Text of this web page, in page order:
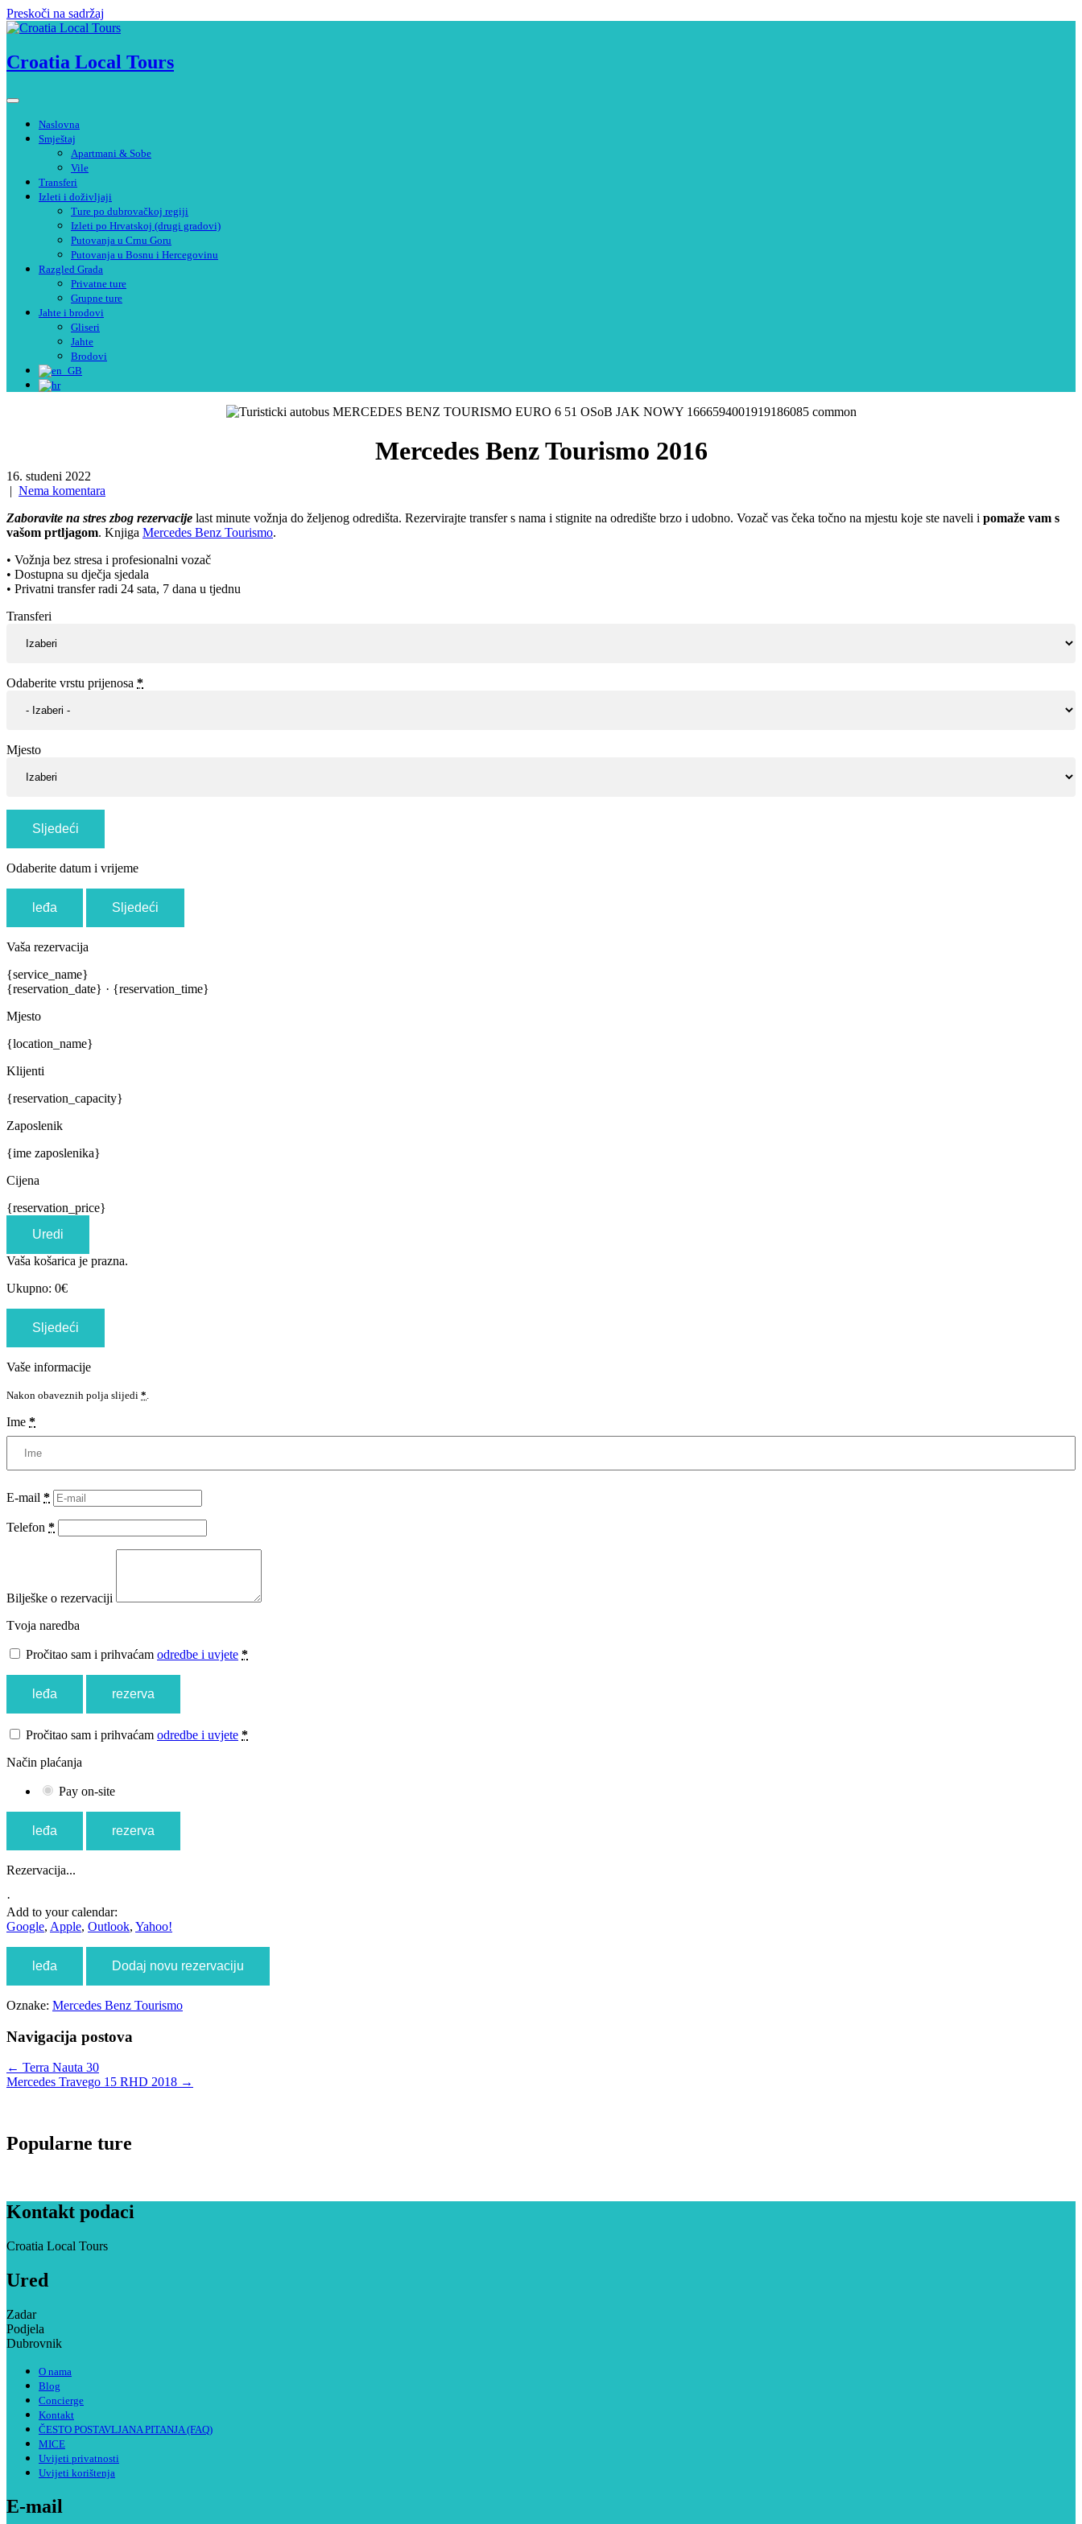
Preskoči na sadržaj
Croatia Local Tours
Naslovna
Smještaj
Apartmani & Sobe
Vile
Transferi
Izleti i doživljaji
Ture po dubrovačkoj regiji
Izleti po Hrvatskoj (drugi gradovi)
Putovanja u Crnu Goru
Putovanja u Bosnu i Hercegovinu
Razgled Grada
Privatne ture
Grupne ture
Jahte i brodovi
Gliseri
Jahte
Brodovi
Mercedes Benz Tourismo 2016
16. studeni 2022
| Nema komentara
Zaboravite na stres zbog rezervacije last minute vožnja do željenog odredišta. Rezervirajte transfer s nama i stignite na odredište brzo i udobno. Vozač vas čeka točno na mjestu koje ste naveli i pomaže vam s
vašom prtljagom. Knjiga Mercedes Benz Tourismo.
• Vožnja bez stresa i profesionalni vozač
• Dostupna su dječja sjedala
• Privatni transfer radi 24 sata, 7 dana u tjednu
Transferi
Odaberite vrstu prijenosa *
Mjesto
Sljedeći
Odaberite datum i vrijeme
leđa Sljedeći
Vaša rezervacija
{service_name}
{reservation_date} · {reservation_time}
Mjesto
{location_name}
Klijenti
{reservation_capacity}
Zaposlenik
{ime zaposlenika}
Cijena
{reservation_price}
Uredi
Vaša košarica je prazna.
Ukupno: 0€
Sljedeći
Vaše informacije
Nakon obaveznih polja slijedi *
Ime *
E-mail *
Telefon *
Bilješke o rezervaciji
Tvoja naredba
Pročitao sam i prihvaćam odredbe i uvjete *
leđa rezerva
Pročitao sam i prihvaćam odredbe i uvjete *
Način plaćanja
Pay on-site
leđa rezerva
Rezervacija...
·
Add to your calendar:
Google, Apple, Outlook, Yahoo!
leđa Dodaj novu rezervaciju
Oznake: Mercedes Benz Tourismo
Navigacija postova
← Terra Nauta 30
Mercedes Travego 15 RHD 2018 →
Popularne ture
Kontakt podaci
Croatia Local Tours
Ured
Zadar
Podjela
Dubrovnik
O nama
Blog
Concierge
Kontakt
ČESTO POSTAVLJANA PITANJA (FAQ)
MICE
Uvijeti privatnosti
Uvijeti korištenja
E-mail